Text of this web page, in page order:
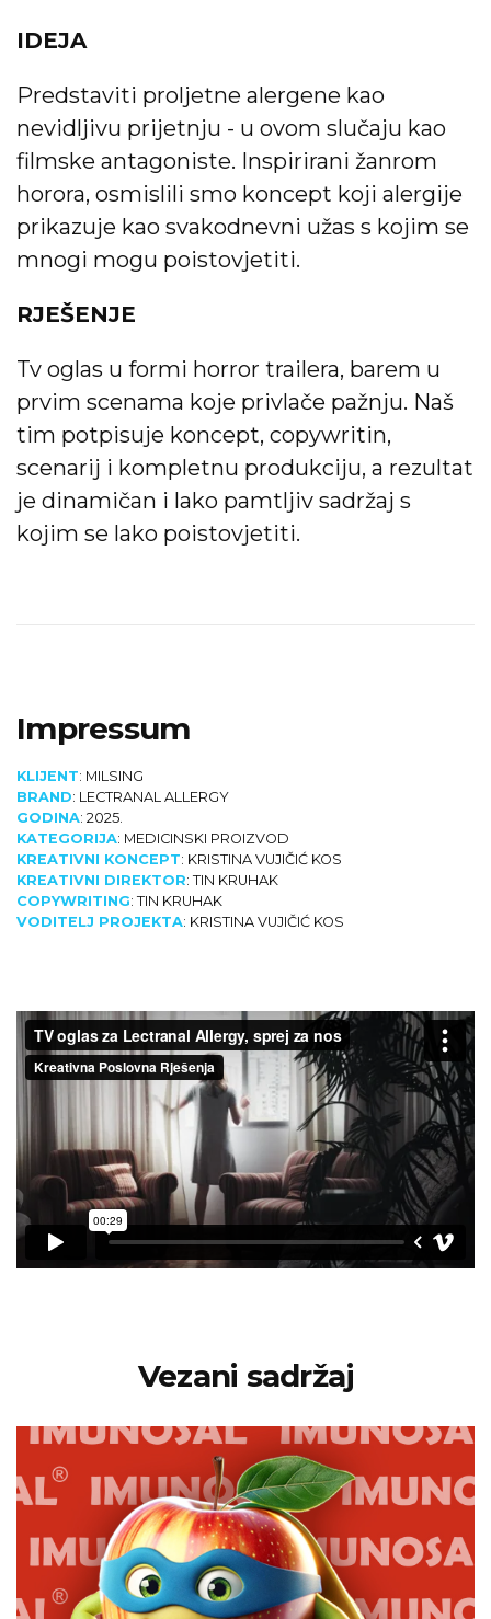
IDEJA
Predstaviti proljetne alergene kao
nevidljivu prijetnju - u ovom slučaju kao
filmske antagoniste. Inspirirani žanrom
horora, osmislili smo koncept koji alergije
prikazuje kao svakodnevni užas s kojim se
mnogi mogu poistovjetiti.
RJEŠENJE
Tv oglas u formi horror trailera, barem u
prvim scenama koje privlače pažnju. Naš
tim potpisuje koncept, copywritin,
scenarij i kompletnu produkciju, a rezultat
je dinamičan i lako pamtljiv sadržaj s
kojim se lako poistovjetiti.
Impressum
KLIJENT: MILSING
BRAND: LECTRANAL ALLERGY
GODINA: 2025.
KATEGORIJA: MEDICINSKI PROIZVOD
KREATIVNI KONCEPT: KRISTINA VUJIČIĆ KOS
KREATIVNI DIREKTOR: TIN KRUHAK
COPYWRITING: TIN KRUHAK
VODITELJ PROJEKTA: KRISTINA VUJIČIĆ KOS
Vezani sadržaj